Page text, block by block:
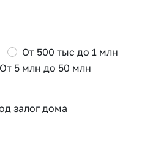
От 500 тыс до 1 млн
От 5 млн до 50 млн
залог дома